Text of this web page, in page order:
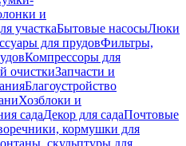
и
участкаБытовые насосыЛюки
для прудовФильтры,
Компрессоры для
очисткиЗапчасти и
Благоустройство
Хозблоки и
садаДекор для садаПочтовые
кормушки для
скульптуры для